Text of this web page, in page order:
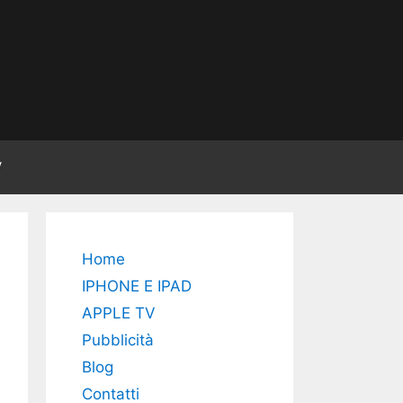
Home
IPHONE E IPAD
APPLE TV
Pubblicità
Blog
Contatti